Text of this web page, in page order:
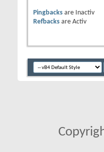
Pingbacks are
Inactiv
Refbacks are Activ